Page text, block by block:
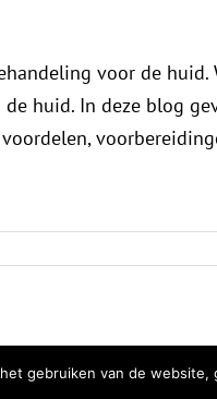
voor de
huid. In deze blog
gebruiken van de